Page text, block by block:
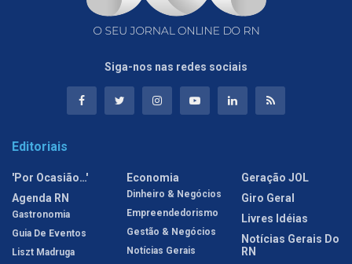
Siga-nos nas redes sociais
Editoriais
'Por Ocasião…'
Agenda RN
Gastronomia
Guia De Eventos
Liszt Madruga
Economia
Dinheiro & Negócios
Empreendedorismo
Gestão & Negócios
Notícias Gerais
Geração JOL
Giro Geral
Livres Idéias
Notícias Gerais Do
RN